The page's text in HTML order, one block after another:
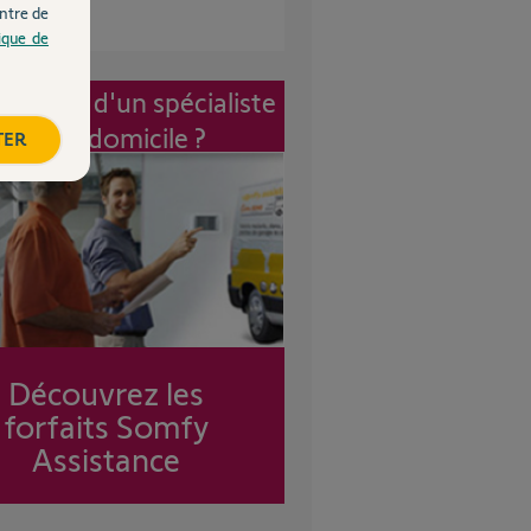
d'un spécialiste
à mon domicile ?
Découvrez les
forfaits Somfy
Assistance
de
de